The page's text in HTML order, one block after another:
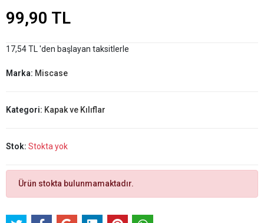
99,90 TL
17,54 TL 'den başlayan taksitlerle
Marka: Miscase
Kategori: Kapak ve Kılıflar
Stok: Stokta yok
Ürün stokta bulunmamaktadır.